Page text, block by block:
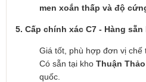
men xoắn thấp và độ
5. Cấp chính xác C7 - Hàng sẵn
Giá tốt, phù hợp đơn vị chế
Có sẵn tại kho Thuận
quốc.